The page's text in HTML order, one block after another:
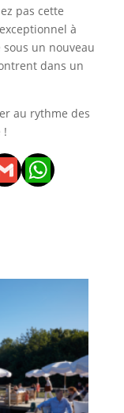
pas cette
à
un nouveau
dans un
au rythme des
!